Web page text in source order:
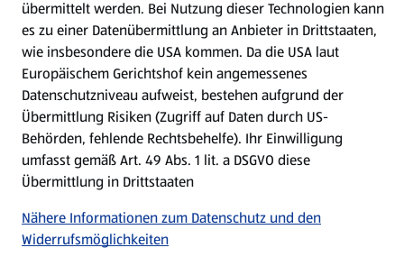
Meine Meinung. Mein HOFER.
Gutscheingroßbestellung
(öffnet in einem neuen Tab)
Folge uns hier:
Jetzt die HOFER App downloaden
übermittelt werden. Bei Nutzung dieser Technologien kann
es zu einer Datenübermittlung an Anbieter in Drittstaaten,
wie insbesondere die USA kommen. Da die USA laut
Europäischem Gerichtshof kein angemessenes
Datenschutzniveau aufweist, bestehen aufgrund der
Übermittlung Risiken (Zugriff auf Daten durch US-
Behörden, fehlende Rechtsbehelfe). Ihr Einwilligung
umfasst gemäß Art. 49 Abs. 1 lit. a DSGVO diese
Übermittlung in Drittstaaten
Nähere Informationen zum Datenschutz und den
Widerrufsmöglichkeiten